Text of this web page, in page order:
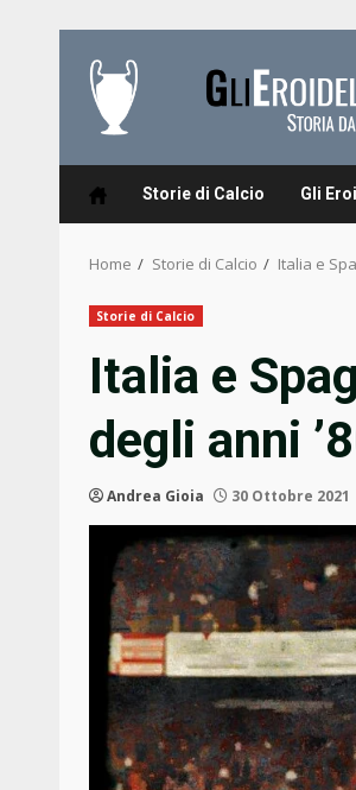
content
Storie di Calcio Gli
Home Storie di Calcio Italia e
Storie di Calcio
Italia e
degli anni
Andrea Gioia 30 Ottobre 2021